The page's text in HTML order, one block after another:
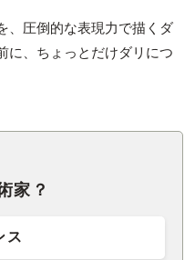
、圧倒的な表現力で描くダ
に、ちょっとだけダリにつ
家？
ス